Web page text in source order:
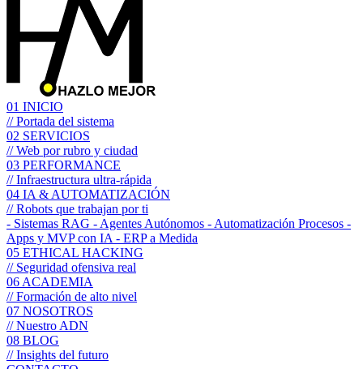
01 INICIO
// Portada del sistema
02 SERVICIOS
// Web por rubro y ciudad
03 PERFORMANCE
// Infraestructura ultra-rápida
04 IA & AUTOMATIZACIÓN
// Robots que trabajan por ti
- Sistemas RAG - Agentes Autónomos - Automatización Procesos -
Apps y MVP con IA - ERP a Medida
05 ETHICAL HACKING
// Seguridad ofensiva real
06 ACADEMIA
// Formación de alto nivel
07 NOSOTROS
// Nuestro ADN
08 BLOG
// Insights del futuro